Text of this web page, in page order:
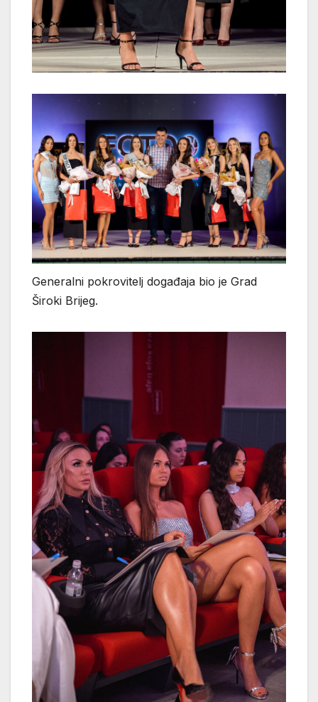
Generalni pokrovitelj događaja bio je Grad
Široki Brijeg.